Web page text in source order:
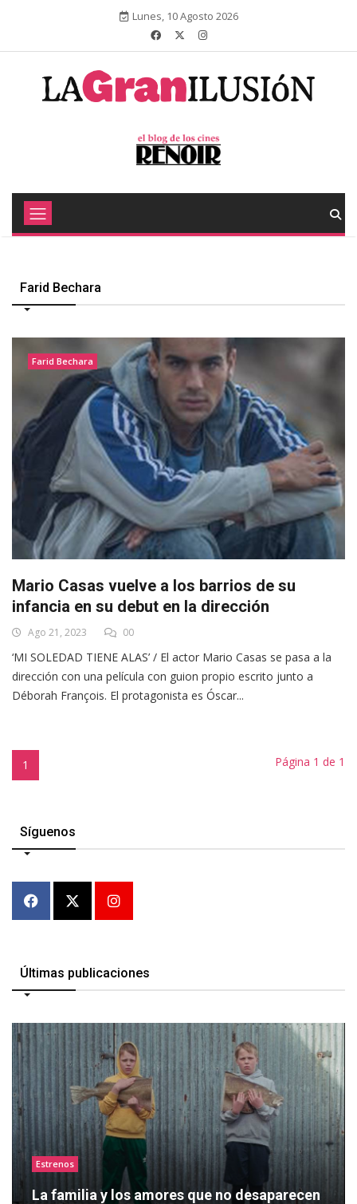
Lunes, 10 Agosto 2026
Farid Bechara
Farid Bechara
Mario Casas vuelve a los barrios de su
infancia en su debut en la dirección
Ago 21, 2023 00
‘MI SOLEDAD TIENE ALAS’ / El actor Mario Casas se pasa a la
dirección con una película con guion propio escrito junto a
Déborah François. El protagonista es Óscar...
1 Página 1 de 1
Síguenos
Últimas publicaciones
Estrenos
La familia y los amores que no desaparecen